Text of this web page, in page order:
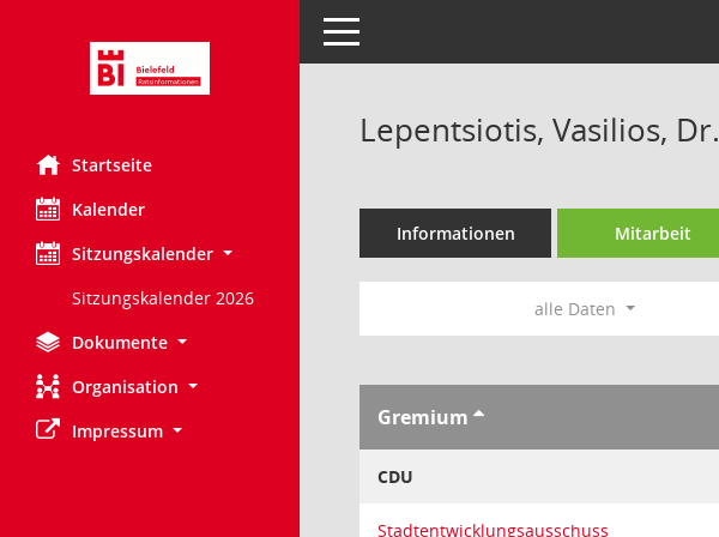
Startseite
Kalender
Sitzungskalender
Sitzungskalender 2026
Dokumente
Organisation
Impressum
Toggle navigation
Lepentsiotis, Vasilios, Dr.
Informationen Mitarbeit
alle Daten
Gremium
CDU
Stadtentwicklungsausschuss